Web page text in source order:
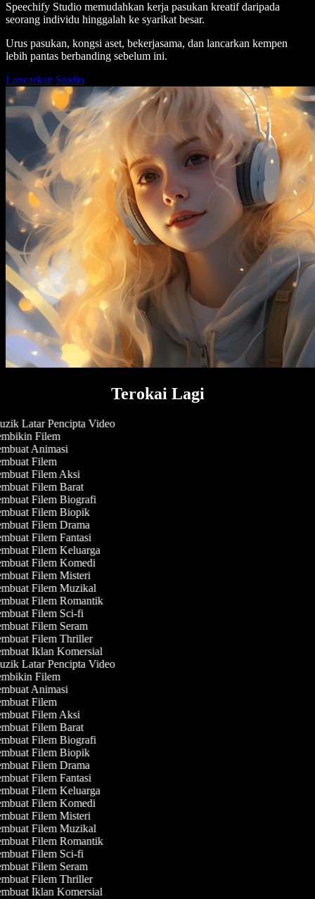
Speechify Studio memudahkan kerja pasukan kreatif daripada
seorang individu hinggalah ke syarikat besar.
Urus pasukan, kongsi aset, bekerjasama, dan lancarkan kempen
lebih pantas berbanding sebelum ini.
Lancarkan Studio
Terokai Lagi
Latar Pencipta Video
Filem
Animasi
Filem
Filem Aksi
Filem Barat
Filem Biografi
Filem Biopik
Filem Drama
Filem Fantasi
Filem Keluarga
Filem Komedi
Filem Misteri
Filem Muzikal
Filem Romantik
Filem Sci-fi
Filem Seram
Filem Thriller
Iklan Komersial
Latar Pencipta Video
Filem
Animasi
Filem
Filem Aksi
Filem Barat
Filem Biografi
Filem Biopik
Filem Drama
Filem Fantasi
Filem Keluarga
Filem Komedi
Filem Misteri
Filem Muzikal
Filem Romantik
Filem Sci-fi
Filem Seram
Filem Thriller
Iklan Komersial